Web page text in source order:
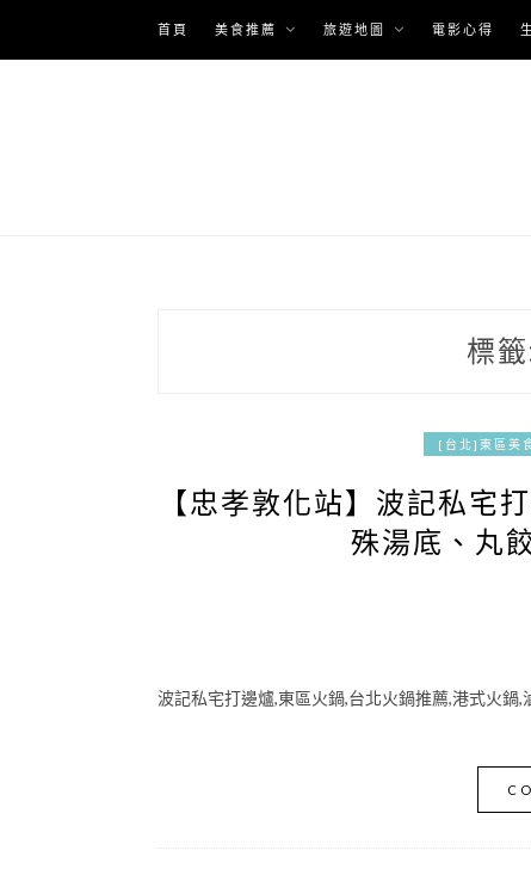
content
首頁 美食推薦 旅遊地圖 電影心得
標
[台北]東區美
【忠孝敦化站】波記私宅
殊湯底、丸
波記私宅打邊爐,東區火鍋,台北火鍋推薦,港式火